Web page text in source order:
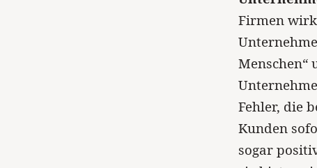
Firmen
Fehler, die
Kunden
sogar